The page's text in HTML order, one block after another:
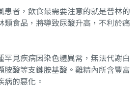
患者，飲食最需要注意的就是普林的
類食品，將導致尿酸升高，不利於痛
罕見疾病因染色體異常，無法代謝白
胺酸等支鏈胺基酸。雞精內所含豐富
病的惡化。